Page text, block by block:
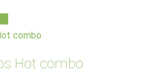
Hot combo